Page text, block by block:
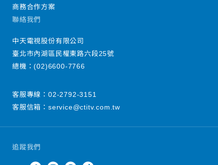
追蹤我們
商務合作方案
聯絡我們
中天電視股份有限公司
臺北市內湖區民權東路六段25號
總機：(02)6600-7766
客服專線： 02-2792-3151
客服信箱： service@ctitv.com.tw